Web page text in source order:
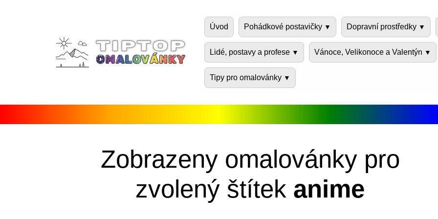
Úvod Pohádkové postavičky Dopravní prostředky
Lidé, postavy a profese Vánoce, Velikonoce a Valentýn
Tipy pro omalovánky
Pohádkové postavičky
Dopravní prostředky
Příroda
Fantasy
Vánoce, Velikonoce a ValentýnZobrazeny omalovánky pro
zvolený štítek anime